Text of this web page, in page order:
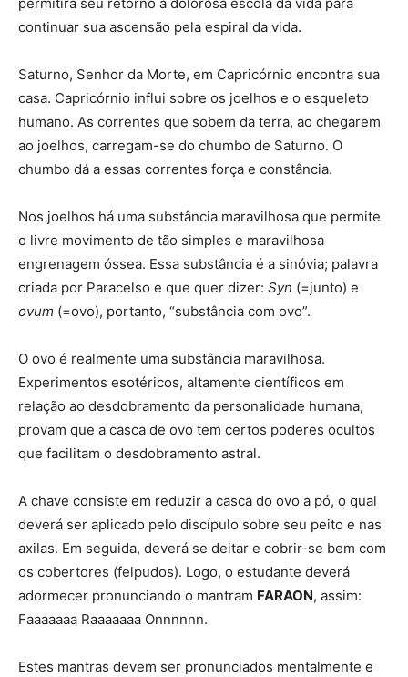
continuar sua ascensão pela espiral da vida.
Saturno, Senhor da Morte, em Capricórnio encontra sua
casa. Capricórnio influi sobre os joelhos e o esqueleto
humano. As correntes que sobem da terra, ao chegarem
ao joelhos, carregam-se do chumbo de Saturno. O
chumbo dá a essas correntes força e constância.
Nos joelhos há uma substância maravilhosa que permite
o livre movimento de tão simples e maravilhosa
engrenagem óssea. Essa substância é a sinóvia; palavra
criada por Paracelso e que quer dizer: Syn (=junto) e
ovum (=ovo), portanto, “substância com ovo”.
O ovo é realmente uma substância maravilhosa.
Experimentos esotéricos, altamente científicos em
relação ao desdobramento da personalidade humana,
provam que a casca de ovo tem certos poderes ocultos
que facilitam o desdobramento astral.
A chave consiste em reduzir a casca do ovo a pó, o qual
deverá ser aplicado pelo discípulo sobre seu peito e nas
axilas. Em seguida, deverá se deitar e cobrir-se bem com
os cobertores (felpudos). Logo, o estudante deverá
adormecer pronunciando o mantram FARAON, assim:
Faaaaaaa Raaaaaaa Onnnnnn.
Estes mantras devem ser pronunciados mentalmente e